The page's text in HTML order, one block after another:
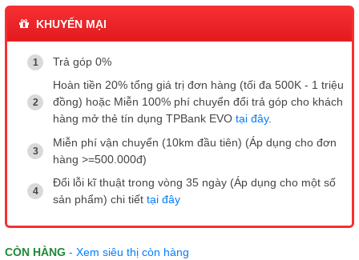
KHUYẾN MẠI
Trả góp 0%
Hoàn tiền 20% tổng giá trị đơn hàng (tối đa 500K - 1 triệu
đồng) hoặc Miễn 100% phí chuyển đổi trả góp cho khách
hàng mở thẻ tín dụng TPBank EVO tại đây.
Miễn phí vận chuyển (10km đầu tiên) (Áp dụng cho đơn
hàng >=500.000đ)
Đổi lỗi kĩ thuật trong vòng 35 ngày (Áp dụng cho một số
sản phẩm) chi tiết tại đây
CÒN HÀNG - Xem siêu thị còn hàng